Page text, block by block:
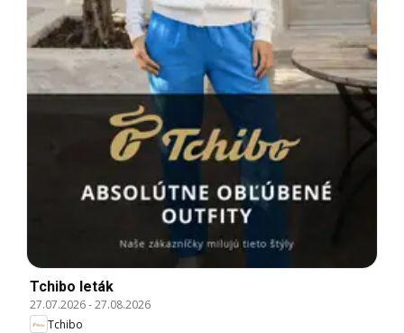
Tchibo leták
27.07.2026-27.08.2026
Tchibo